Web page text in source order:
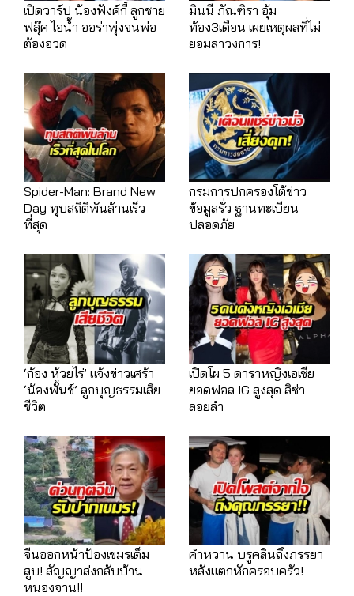
เปิดวาร์ป น้องฟังค์กี้ ลูกชาย
ฟลุ๊ค ไอน้ำ ออร่าพุ่งจนพ่อ
ต้องอวด
มินนี่ ภัณฑิรา อุ้ม
ท้อง3เดือน เผยเหตุผลที่ไม่
ยอมลาวงการ!
Spider-Man: Brand New
Day ทุบสถิติพันล้านเร็ว
ที่สุด
กรมการปกครองโต้ข่าว
ข้อมูลรั่ว ฐานทะเบียน
ปลอดภัย
‘ก้อง ห้วยไร่’ แจ้งข่าวเศร้า
‘น้องพั้นช์’ ลูกบุญธรรมเสีย
ชีวิต
เปิดโผ 5 ดาราหญิงเอเชีย
ยอดฟอล IG สูงสุด ลิซ่า
ลอยลำ
จีนออกหน้าป้องเขมรเต็ม
สูบ! สัญญาส่งกลับบ้าน
หนองจาน!!
คำหวาน บรูคลินถึงภรรยา
หลังแตกหักครอบครัว!